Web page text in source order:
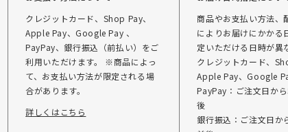
クレジットカード、Shop Pay、
Apple Pay、Google Pay 、
PayPay、銀行振込（前払い）をご
利用いただけます。 ※商品によっ
て、お支払い方法が限定される場
合があります。
詳しくはこちら
商品やお支払い方法、
によりお届けにかかる
定いただける日時が異
クレジットカード、
Apple Pay、Google
PayPay：ご注文日か
後
銀行振込：ご注文日か